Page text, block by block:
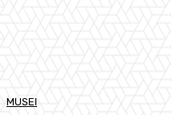
MUSEI